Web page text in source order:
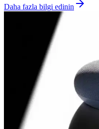
Daha fazla bilgi edinin